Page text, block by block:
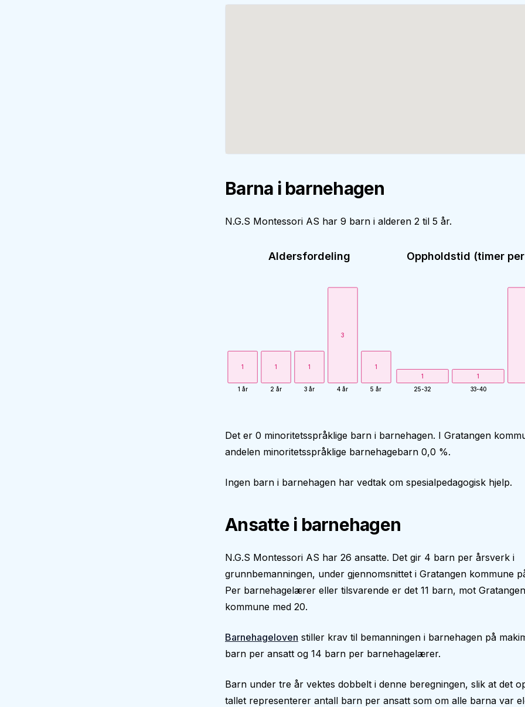
Barna i barnehagen
N.G.S Montessori AS har 9 barn i alderen 2 til 5 år.
Aldersfordeling
1
1 år
1
2 år
1
3 år
3
4 år
1
5 år
Oppholdstid (timer
1
25-32
1
33-40
Det er 0 minoritetsspråklige barn i barnehagen. I Gratangen
andelen minoritetsspråklige barnehagebarn 0,0 %.
Ingen barn i barnehagen har vedtak om spesialpedagogisk hjelp.
Ansatte i barnehagen
N.G.S Montessori AS har 26 ansatte. Det gir 4 barn per årsverk i
grunnbemanningen, under gjennomsnittet i Gratangen kommune
Per barnehagelærer eller tilsvarende er det 11 barn, mot Gratangen
kommune med 20.
Barnehageloven stiller krav til bemanningen i barnehagen på
barn per ansatt og 14 barn per barnehagelærer.
Barn under tre år vektes dobbelt i denne beregningen, slik at det
tallet representerer antall barn per ansatt som om alle barna var